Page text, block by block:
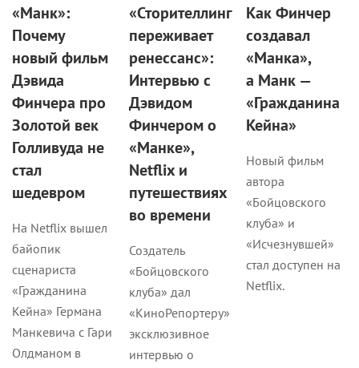
«Манк»:
Почему
новый фильм
Дэвида
Финчера про
Золотой век
Голливуда не
стал
шедевром
На Netflix вышел
байопик
сценариста
«Гражданина
Кейна» Германа
Манкевича с Гари
Олдманом в
«Сторителлинг
переживает
ренессанс»:
Интервью с
Дэвидом
Финчером о
«Манке»,
Netflix и
путешествиях
во времени
Создатель
«Бойцовского
клуба» дал
«КиноРепортеру»
эксклюзивное
интервью о
Как Финчер
создавал
«Манка»,
а Манк —
«Гражданина
Кейна»
Новый фильм
автора
«Бойцовского
клуба» и
«Исчезнувшей»
стал доступен на
Netflix.